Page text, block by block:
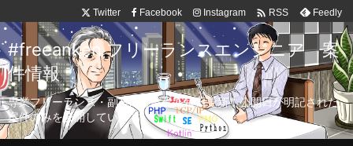
Twitter Facebook Instagram  RSS Feedly
#freeanken フリーランスエンジニア 案
件情報
専業フリーランス・副業向け案件を毎日更新！公開日が明記された
案件のみを公開しています。